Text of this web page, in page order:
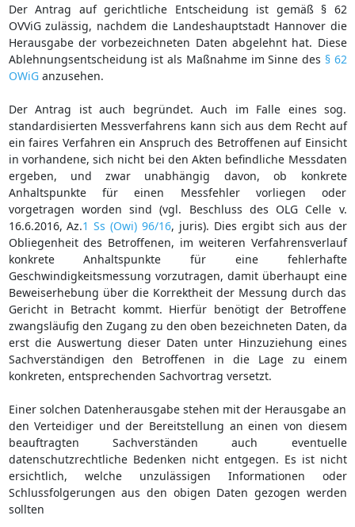
Der Antrag auf gerichtliche Entscheidung ist gemäß § 62
OVViG zulässig, nachdem die Landeshauptstadt Hannover die
Herausgabe der vorbezeichneten Daten abgelehnt hat. Diese
Ablehnungsentscheidung ist als Maßnahme im Sinne des § 62
OWiGanzusehen.
Der Antrag ist auch begründet. Auch im Falle eines sog.
standardisierten Messverfahrens kann sich aus dem Recht auf
ein faires Verfahren ein Anspruch des Betroffenen auf Einsicht
in vorhandene, sich nicht bei den Akten befindliche Messdaten
ergeben, und zwar unabhängig davon, ob konkrete
Anhaltspunkte für einen Messfehler vorliegen oder
vorgetragen worden sind (vgl. Beschluss des OLG Celle v.
16.6.2016, Az.1 Ss (Owi) 96/16, juris). Dies ergibt sich aus der
Obliegenheit des Betroffenen, im weiteren Verfahrensverlauf
konkrete Anhaltspunkte für eine fehlerhafte
Geschwindigkeitsmessung vorzutragen, damit überhaupt eine
Beweiserhebung über die Korrektheit der Messung durch das
Gericht in Betracht kommt. Hierfür benötigt der Betroffene
zwangsläufig den Zugang zu den oben bezeichneten Daten, da
erst die Auswertung dieser Daten unter Hinzuziehung eines
Sachverständigen den Betroffenen in die Lage zu einem
konkreten, entsprechenden Sachvortrag versetzt.
Einer solchen Datenherausgabe stehen mit der Herausgabe an
den Verteidiger und der Bereitstellung an einen von diesem
beauftragten Sachverständen auch eventuelle
datenschutzrechtliche Bedenken nicht entgegen. Es ist nicht
ersichtlich, welche unzulässigen Informationen oder
Schlussfolgerungen aus den obigen Daten gezogen werden
sollten